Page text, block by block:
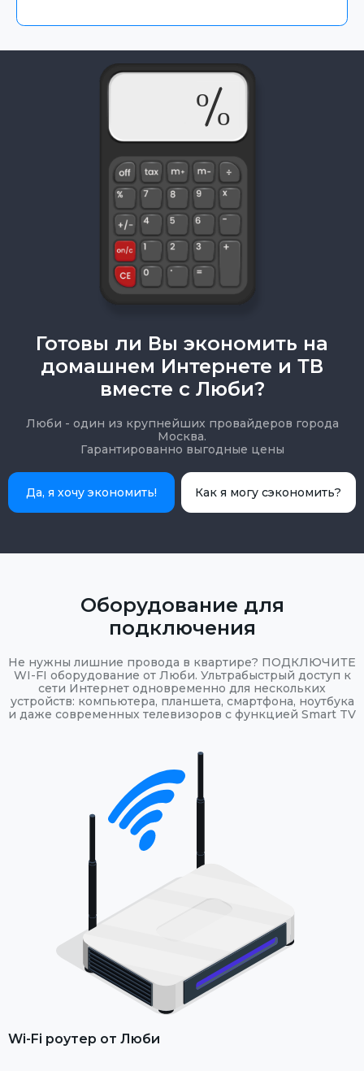
Готовы ли Вы экономить на
домашнем Интернете и ТВ
вместе с Люби?
Люби - один из крупнейших провайдеров города
Москва.
Гарантированно выгодные цены
Да, я хочу экономить! Как я могу сэкономить?
Оборудование для
подключения
Не нужны лишние провода в квартире? ПОДКЛЮЧИТЕ
WI-FI оборудование от Люби. Ультрабыстрый доступ к
сети Интернет одновременно для нескольких
устройств: компьютера, планшета, смартфона, ноутбука
и даже современных телевизоров с функцией Smart TV
Wi-Fi роутер от Люби